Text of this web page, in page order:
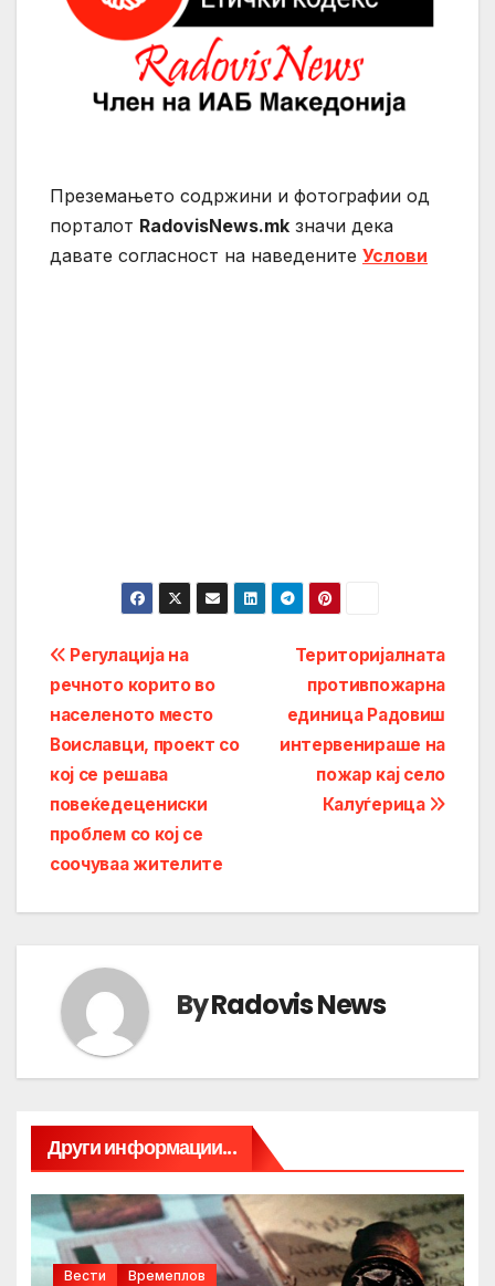
Преземањето содржини и фотографии од
порталот RadovisNews.mk значи дека
давате согласност на нaведените Услови
Post
navigation
Територијалната
противпожарна
единица Радовиш
интервенираше на
пожар кај село
Калуѓерица
Регулација на
речното корито во
населеното место
Воиславци, проект со
кој се решава
повеќедецениски
проблем со кој се
соочуваа жителите
ByRadovis News
Други информации...
Вести Времеплов